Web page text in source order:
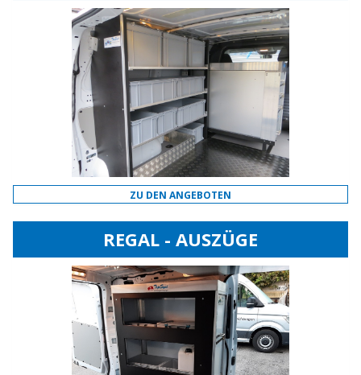
ZU DEN ANGEBOTEN
REGAL - AUSZÜGE